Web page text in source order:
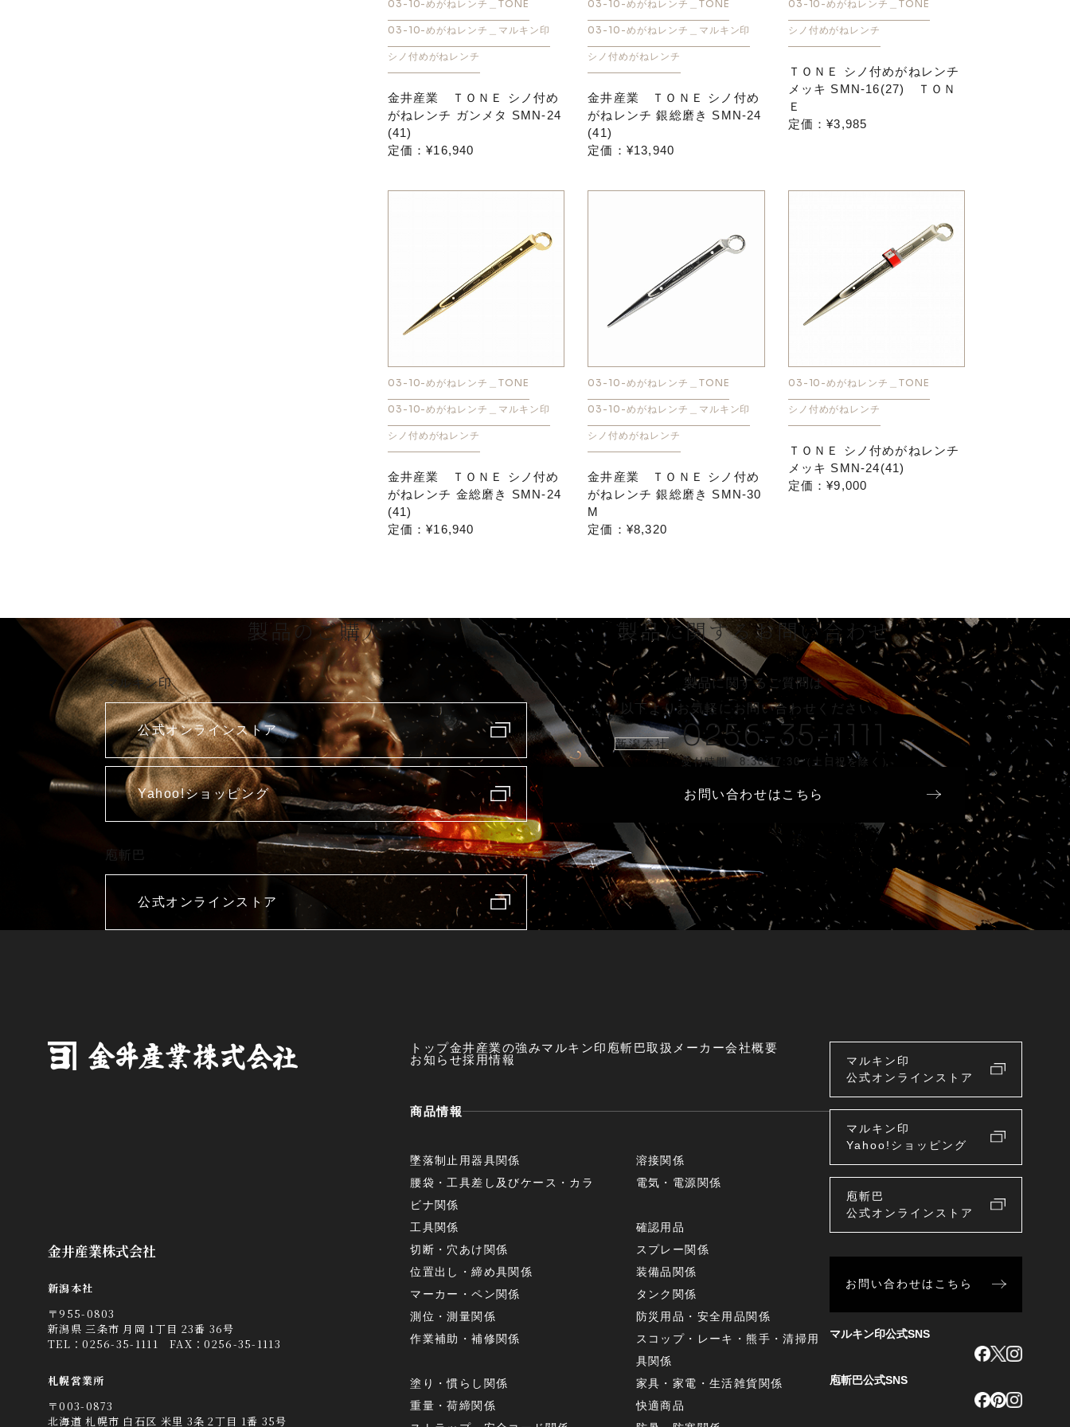
03-10-めがねレンチ＿TONE
03-10-めがねレンチ＿マルキン印
シノ付めがねレンチ
金井産業 ＴＯＮＥ シノ付め
がねレンチ ガンメタ SMN-24
(41)
定価：¥16,940
03-10-めがねレンチ＿TONE
03-10-めがねレンチ＿マルキン印
シノ付めがねレンチ
金井産業 ＴＯＮＥ シノ付め
がねレンチ 銀総磨き SMN-24
(41)
定価：¥13,940
03-10-めがねレンチ＿TONE
シノ付めがねレンチ
ＴＯＮＥ シノ付めがねレンチ
メッキ SMN-16(27) ＴＯＮ
Ｅ
定価：¥3,985
03-10-めがねレンチ＿TONE
03-10-めがねレンチ＿マルキン印
シノ付めがねレンチ
金井産業 ＴＯＮＥ シノ付め
がねレンチ 金総磨き SMN-24
(41)
定価：¥16,940
03-10-めがねレンチ＿TONE
03-10-めがねレンチ＿マルキン印
シノ付めがねレンチ
金井産業 ＴＯＮＥ シノ付め
がねレンチ 銀総磨き SMN-30
M
定価：¥8,320
03-10-めがねレンチ＿TONE
シノ付めがねレンチ
ＴＯＮＥ シノ付めがねレンチ
メッキ SMN-24(41)
定価：¥9,000
製品のご購入
マルキン印
公式オンラインストア
Yahoo!ショッピング
庖斬巴
公式オンラインストア
製品に関するお問い合わせ
製品に関するご質問は
以下よりお気軽に
お問い合わせください。
新潟本社 0256-35-1111
受付時間 8:30-17:30（土日祝を除く）
お問い合わせはこちら
金井産業株式会社
新潟本社
〒955-0803
新潟県 三条市 月岡 1丁目 23番 36号
TEL：0256-35-1111 FAX：0256-35-1113
札幌営業所
〒003-0873
北海道 札幌市 白石区 米里 3条 2丁目 1番 35号
トップ金井産業の強みマルキン印 庖斬巴取扱メーカー会社概要
お知らせ採用情報
商品情報
墜落制止用器具関係
腰袋・工具差し及びケース・カラ
ビナ関係
工具関係
切断・穴あけ関係
位置出し・締め具関係
マーカー・ペン関係
測位・測量関係
作業補助・補修関係
塗り・慣らし関係
重量・荷締関係
溶接関係
電気・電源関係
確認用品
スプレー関係
装備品関係
タンク関係
防災用品・安全用品関係
スコップ・レーキ・熊手・清掃用
具関係
家具・家電・生活雑貨関係
快適商品
マルキン印
公式オンラインストア
マルキン印
Yahoo!ショッピング
庖斬巴
公式オンラインストア
お問い合わせはこちら
マルキン印公式SNS
庖斬巴公式SNS